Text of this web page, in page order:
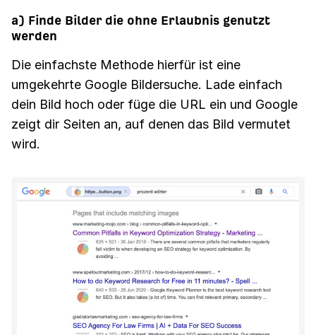
a) Finde Bilder die ohne Erlaubnis genutzt
werden
Die einfachste Methode hierfür ist eine
umgekehrte Google Bildersuche. Lade einfach
dein Bild hoch oder füge die URL ein und Google
zeigt dir Seiten an, auf denen das Bild vermutet
wird.